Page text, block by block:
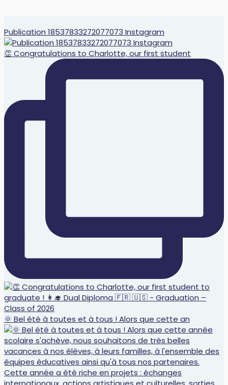
Publication 18537833272077073 Instagram
👏 Congratulations to Charlotte, our first student
🌞 Bel été à toutes et à tous ! Alors que cette an